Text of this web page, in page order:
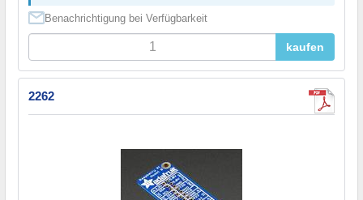
Benachrichtigung bei Verfügbarkeit
kaufen
2262